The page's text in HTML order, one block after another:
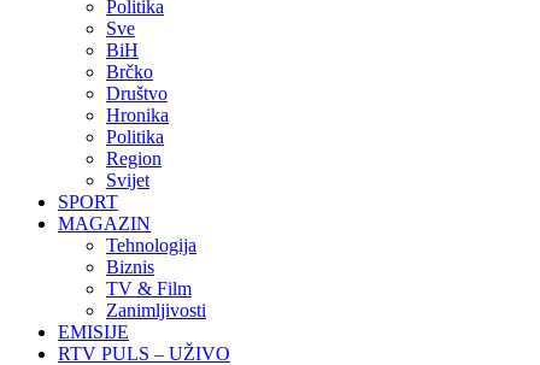
Politika
Sve
BiH
Brčko
Društvo
Hronika
Politika
Region
Svijet
SPORT
MAGAZIN
Tehnologija
Biznis
TV & Film
Zanimljivosti
EMISIJE
RTV PULS – UŽIVO